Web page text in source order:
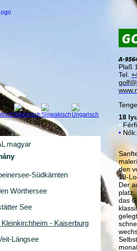
magyar
Südkärnten
Wörthersee
See
- Kaiserburg
Längsee
A-
Plaß
Tel.
18
•
•
den
19-
Der
platz,
das